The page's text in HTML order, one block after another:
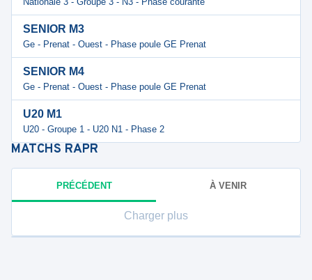
SENIOR M3
Ge - Prenat - Ouest - Phase poule GE Prenat
SENIOR M4
Ge - Prenat - Ouest - Phase poule GE Prenat
U20 M1
U20 - Groupe 1 - U20 N1 - Phase 2
MATCHS RAPR
PRÉCÉDENT À VENIR
Charger plus